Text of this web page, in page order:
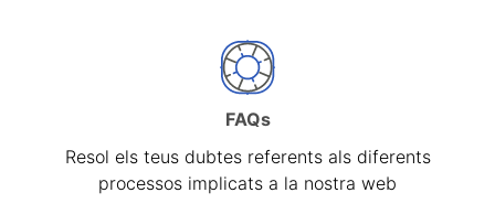
FAQs
Resol els teus dubtes referents als diferents
processos implicats a la nostra web